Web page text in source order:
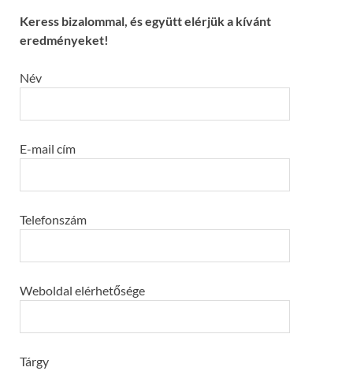
Keress bizalommal, és együtt elérjük a kívánt
eredményeket!
Név
E-mail cím
Telefonszám
Weboldal elérhetősége
Tárgy